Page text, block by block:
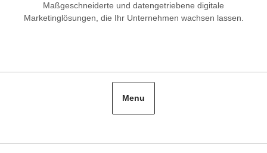
Maßgeschneiderte und datengetriebene digitale
Marketinglösungen, die Ihr Unternehmen wachsen lassen.
Menu